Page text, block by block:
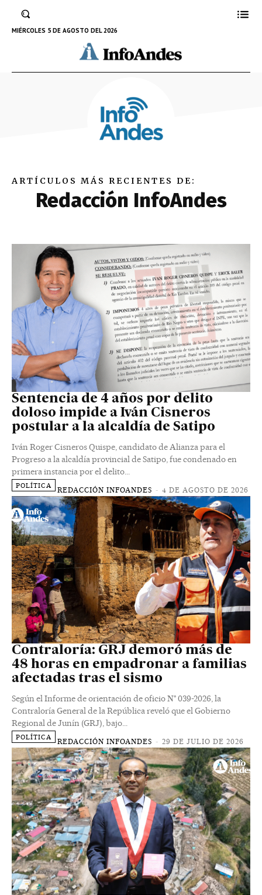
MIÉRCOLES 5 DE AGOSTO DEL 2026
ARTÍCULOS MÁS RECIENTES DE:
Redacción InfoAndes
Sentencia de 4 años por delito
doloso impide a Iván Cisneros
postular a la alcaldía de Satipo
Iván Roger Cisneros Quispe, candidato de Alianza para el
Progreso a la alcaldía provincial de Satipo, fue condenado en
primera instancia por el delito...
POLÍTICA REDACCIÓN INFOANDES - 4 DE AGOSTO DE 2026
Contraloría: GRJ demoró más de
48 horas en empadronar a familias
afectadas tras el sismo
Según el Informe de orientación de oficio N° 039-2026, la
Contraloría General de la República reveló que el Gobierno
Regional de Junín (GRJ), bajo...
POLÍTICA REDACCIÓN INFOANDES - 29 DE JULIO DE 2026